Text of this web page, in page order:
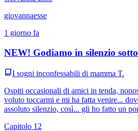
giovannaesse
1 giorno fa
NEW! Godiamo in silenzio
I sogni inconfessabili di mamma T.
Ospiti occasionali di amici in tenda,
voluto toccarmi e mi ha fatta venire...
assoluto silenzio, così... gli ho fatto un
Capitolo 12